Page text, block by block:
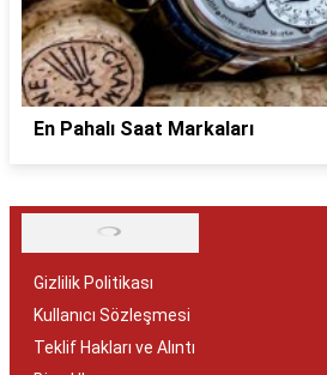
En Pahalı Saat Markaları
Gizlilik Politikası
Kullanıcı Sözleşmesi
Teklif Hakları ve Alıntı